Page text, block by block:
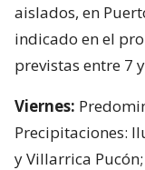
aislados, en
indicado en el
previstas entre 7 y
Viernes:
Precipitaciones:
y Villarrica